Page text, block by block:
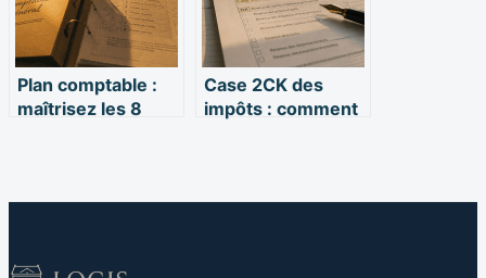
Plan comptable :
maîtrisez les 8
gestion financière
Case 2CK des
impôts : comment